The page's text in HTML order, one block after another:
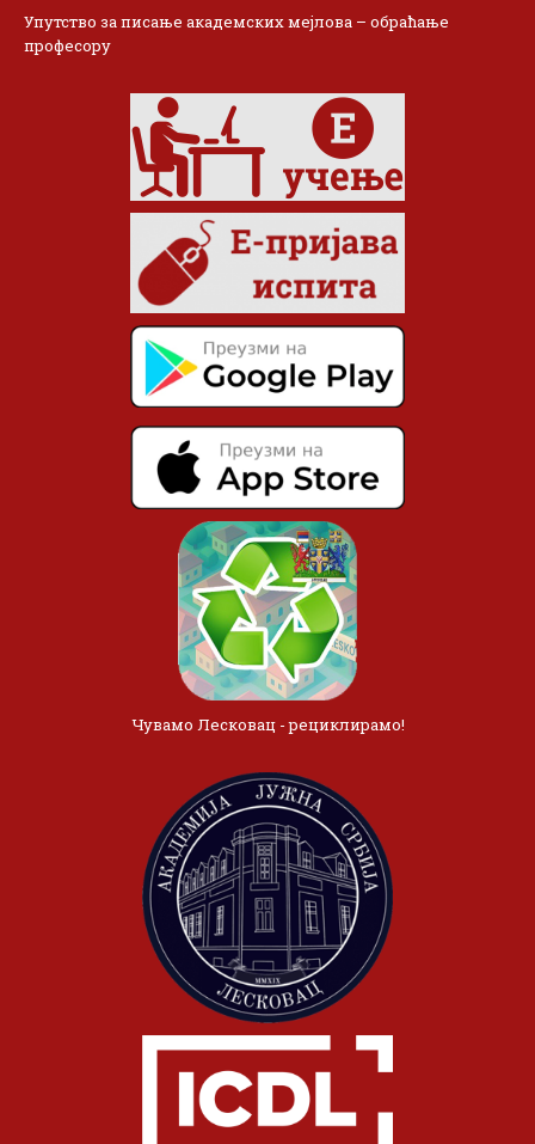
Упутство за писање академских мејлова – обраћање
професору
Чувамо Лесковац - рециклирамо!